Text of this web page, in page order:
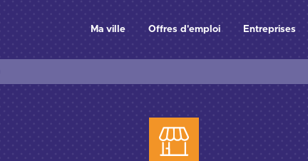
Ma ville Offres d'emploi Entreprises